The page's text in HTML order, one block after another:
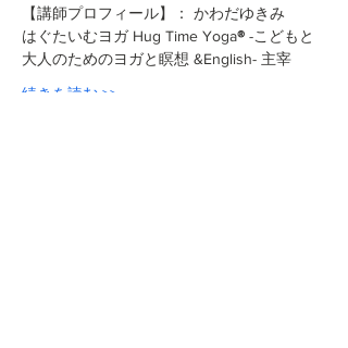
【講師プロフィール】： かわだゆきみ
はぐたいむヨガ Hug Time Yoga®︎ -こどもと
大人のためのヨガと瞑想 &English- 主宰
続きを読む >>